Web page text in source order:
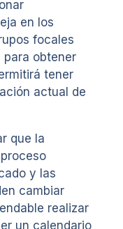
en los
focales
obtener
tener
actual de
que la
y las
cambiar
realizar
un calendario